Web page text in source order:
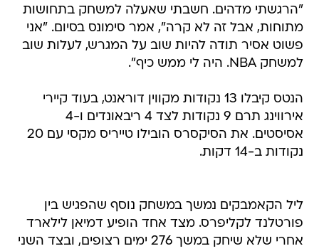
"הרגשתי מדהים. חשבתי שאעלה למשחק בתחושות
מתוחות, אבל זה לא קרה", אמר סימונס בסיום. "אני
פשוט אסיר תודה להיות שוב על המגרש, לעלות שוב
למשחק NBA. היה לי ממש כיף".
הנטס קיבלו 13 נקודות מקווין דוראנט, בעוד קיירי
אירווינג תרם 9 נקודות לצד 4 ריבאונדים ו-4
אסיסטים. את הסיקסרס הובילו טייריס מקסי עם 20
נקודות ב-14 דקות.
ליל הקאמבקים נמשך במשחק נוסף שהפגיש בין
פורטלנד לקליפרס. מצד אחד הופיע דמיאן לילארד
אחרי שלא שיחק במשך 276 ימים רצופים, ובצד השני